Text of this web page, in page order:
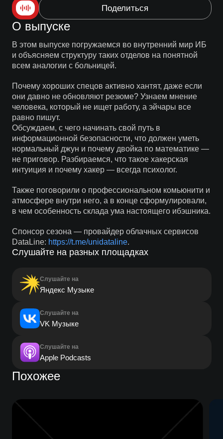
Поделиться
О выпуске
В этом выпуске погружаемся во внутренний мир ИБ
и объясняем структуру таких отделов на понятной
всем аналогии с больницей.
Почему хороших спецов активно хантят, даже если
они давно не обновляют резюме? Узнаем мнение
человека, который не ищет работу, а эйчары все
равно пишут.
Обсуждаем, с чего начинать свой путь в
информационной безопасности, что должен уметь
нормальный джун и почему двойка по математике —
не приговор. Разбираемся, что такое хакерская
интуиция и почему хакер — всегда психолог.
Также поговорили о профессиональном комьюнити и
атмосфере внутри него, а в конце сформулировали,
в чем особенность склада ума настоящего ибэшника.
Спонсор сезона — провайдер облачных сервисов
DataLine: https://t.me/unidataline.
Слушайте на разных площадках
Слушайте на
Яндекс Музыке
Слушайте на
VK Музыке
Слушайте на
Apple Podcasts
Похожее